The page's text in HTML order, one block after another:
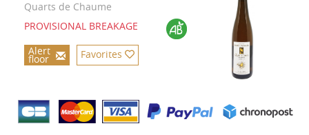
Quarts de Chaume
PROVISIONAL BREAKAGE
Alert
floor Favorites